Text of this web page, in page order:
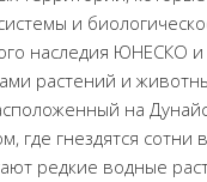
и
наследия ЮНЕСКО
растений и
на
где гнездятся
редкие водные